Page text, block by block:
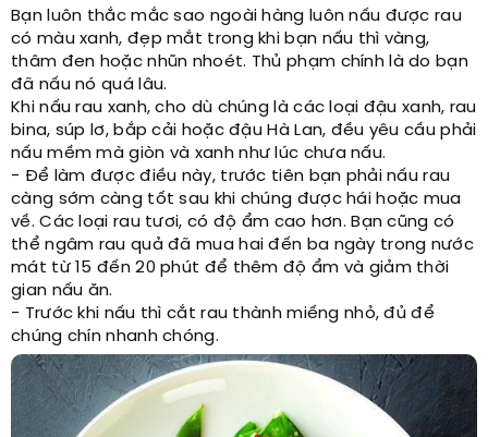
Bạn luôn thắc mắc sao ngoài hàng luôn nấu được rau
có màu xanh, đẹp mắt trong khi bạn nấu thì vàng,
thâm đen hoặc nhũn nhoét. Thủ phạm chính là do bạn
đã nấu nó quá lâu.
Khi nấu rau xanh, cho dù chúng là các loại đậu xanh, rau
bina, súp lơ, bắp cải hoặc đậu Hà Lan, đều yêu cầu phải
nấu mềm mà giòn và xanh như lúc chưa nấu.
- Để làm được điều này, trước tiên bạn phải nấu rau
càng sớm càng tốt sau khi chúng được hái hoặc mua
về. Các loại rau tươi, có độ ẩm cao hơn. Bạn cũng có
thể ngâm rau quả đã mua hai đến ba ngày trong nước
mát từ 15 đến 20 phút để thêm độ ẩm và giảm thời
gian nấu ăn.
- Trước khi nấu thì cắt rau thành miếng nhỏ, đủ để
chúng chín nhanh chóng.